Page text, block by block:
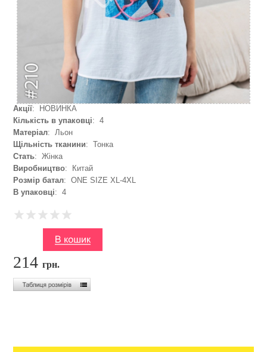
Акції: НОВИНКА
Кількість в упаковці: 4
Матеріал: Льон
Щільність тканини: Тонка
Стать: Жінка
Виробництво: Китай
Розмір батал: ONE SIZE XL-4XL
В упаковці: 4
214грн.